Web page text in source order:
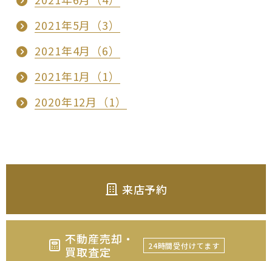
2021年5月（3）
2021年4月（6）
2021年1月（1）
2020年12月（1）
来店予約
不動産売却・
買取査定
24時間受付けてます